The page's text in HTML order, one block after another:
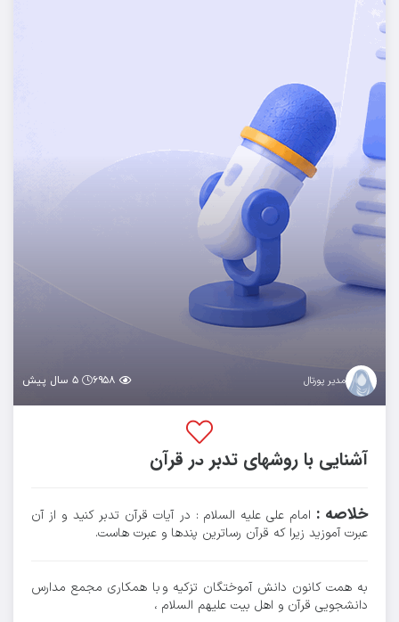
مدیر پورتال ۶۹۵۸ ۵ سال پیش
آشنایی با روشهای تدبر در قرآن
خلاصه : امام علی علیه السلام : در آیات قرآن تدبر کنید و از آن
عبرت آموزید زیرا که قرآن رساترین پندها و عبرت هاست.
به همت کانون دانش آموختگان تزکیه و با همکاری مجمع مدارس
دانشجویی قرآن و اهل بیت علیهم السلام ،